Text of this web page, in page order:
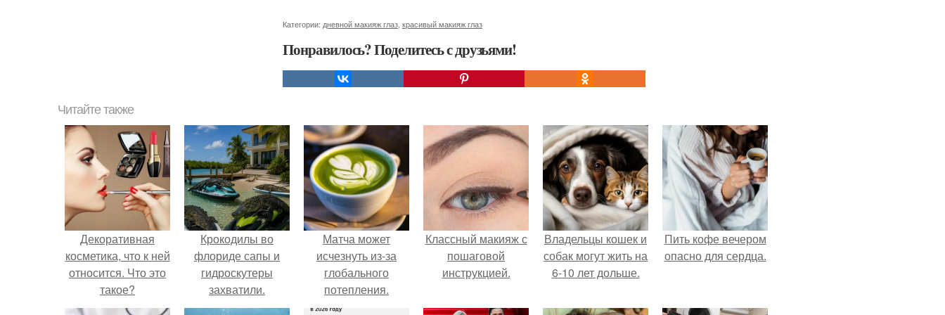
Категории: дневной макияж глаз красивый макияж глаз
Понравилось? Поделитесь с друзьями!
Читайте также
Декоративная
косметика, что к ней
относится. Что это
такое?
Крокодилы во
флориде сапы и
гидроскутеры
захватили.
Матча может
исчезнуть из-за
глобального
потепления.
Классный макияж с
пошаговой
инструкцией.
Владельцы кошек и
собак могут жить на
6-10 лет дольше.
Пить кофе вечером
опасно для сердца.